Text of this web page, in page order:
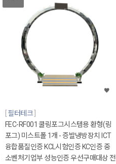
필터테크
FEC-RF001 쿨링포그시스템용 환형(링
포그) 미스트폴 1개 - 증발냉방장치 ICT
융합품질인증 KCL시험인증 KC인증 중
소벤처기업부 성능인증 우선구매대상 전